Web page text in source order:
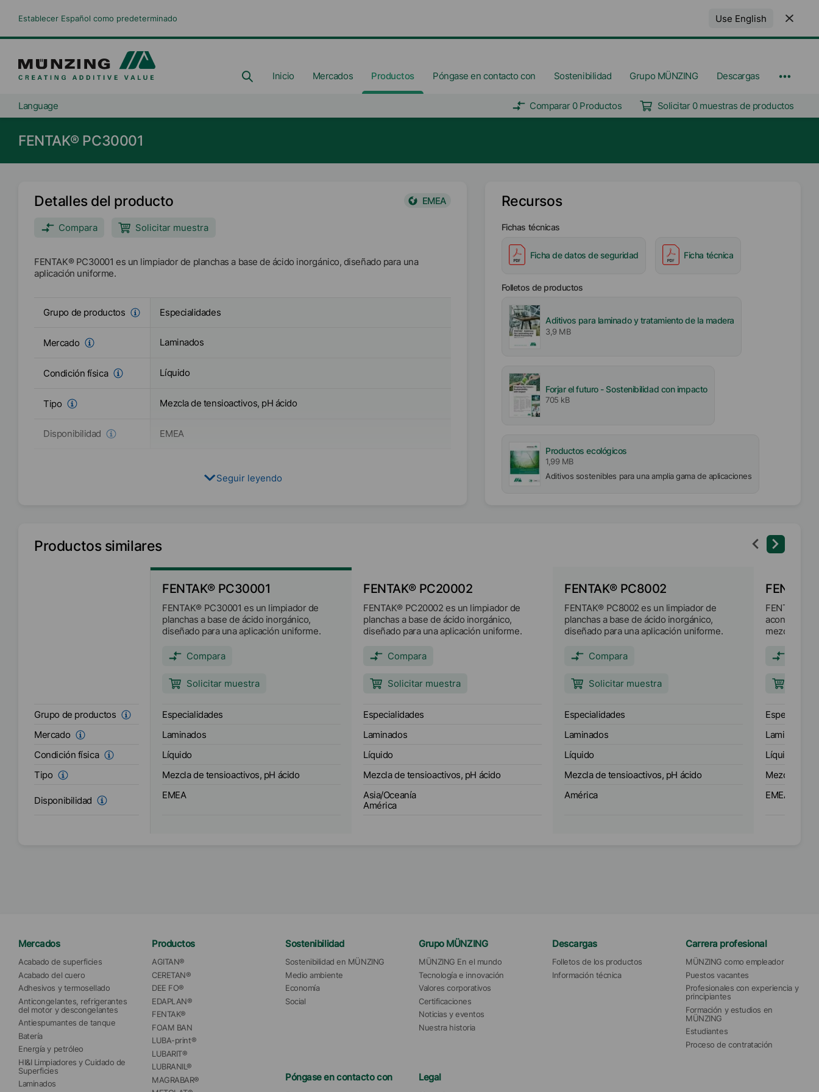
Establecer Español como predeterminado Use English
Inicio Mercados Productos Póngase en contacto con Sostenibilidad Grupo MÜNZING Descargas
Language Comparar 0 Productos Solicitar 0 muestras de productos
FENTAK® PC30001
EMEA
Detalles del producto
Compara Solicitar muestra
FENTAK® PC30001 es un limpiador de planchas a base de ácido inorgánico, diseñado para una
aplicación uniforme.
Grupo de productos Especialidades
Mercado Laminados
Condición física Líquido
Tipo Mezcla de tensioactivos, pH ácido
Disponibilidad EMEA
Seguir leyendo
Recursos
Fichas técnicas
Ficha de datos de seguridad Ficha técnica
Folletos de productos
Aditivos para laminado y tratamiento de la madera
3,9 MB
Forjar el futuro - Sostenibilidad con impacto
705 kB
Productos ecológicos
1,99 MB
Aditivos sostenibles para una amplia gama de aplicaciones
Productos similares
Grupo de productos
Mercado
Condición física
Tipo
Disponibilidad
FENTAK® PC30001
FENTAK® PC30001 es un limpiador de
planchas a base de ácido inorgánico,
diseñado para una aplicación uniforme.
Compara
Solicitar muestra
Especialidades
Laminados
Líquido
Mezcla de tensioactivos, pH ácido
EMEA
FENTAK® PC20002
FENTAK® PC20002 es un limpiador de
planchas a base de ácido inorgánico,
diseñado para una aplicación uniforme.
Compara
Solicitar muestra
Especialidades
Laminados
Líquido
Mezcla de tensioactivos, pH ácido
Asia/Oceanía
América
FENTAK® PC8002
FENTAK® PC8002 es un limpiador de
planchas a base de ácido inorgánico,
diseñado para una aplicación uniforme.
Compara
Solicitar muestra
Especialidades
Laminados
Líquido
Mezcla de tensioactivos, pH ácido
América
FENTAK®
mezcla de
Laminados
Líquido
Mezcla de
EMEA
Mercados
Acabado de superficies
Acabado del cuero
Adhesivos y termosellado
Anticongelantes, refrigerantes
del motor y descongelantes
Antiespumantes de tanque
Batería
Energía y petróleo
HI&I Limpiadores y Cuidado de
Superficies
Laminados
Productos
AGITAN®
CERETAN®
DEE FO®
EDAPLAN®
FENTAK®
FOAM BAN
LUBA-print®
LUBARIT®
LUBRANIL®
MAGRABAR®
Sostenibilidad
Sostenibilidad en MÜNZING
Medio ambiente
Economía
Social
Grupo MÜNZING
MÜNZING En el mundo
Tecnología e innovación
Valores corporativos
Certificaciones
Noticias y eventos
Nuestra historia
Descargas
Folletos de los productos
Información técnica
Carrera profesional
MÜNZING como empleador
Puestos vacantes
Profesionales con experiencia y
principiantes
Formación y estudios en
MÜNZING
Estudiantes
Proceso de contratación
Póngase en contacto con Legal